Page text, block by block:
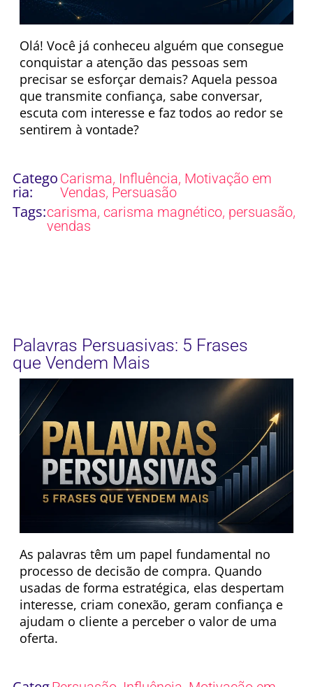
Olá! Você já conheceu alguém que consegue
conquistar a atenção das pessoas sem
precisar se esforçar demais? Aquela pessoa
que transmite confiança, sabe conversar,
escuta com interesse e faz todos ao redor se
sentirem à vontade?
Catego
ria:
Carisma, Influência, Motivação em
Vendas, Persuasão
Tags:carisma, carisma magnético, persuasão,
vendas
Palavras Persuasivas: 5 Frases
que Vendem Mais
As palavras têm um papel fundamental no
processo de decisão de compra. Quando
usadas de forma estratégica, elas despertam
interesse, criam conexão, geram confiança e
ajudam o cliente a perceber o valor de uma
oferta.